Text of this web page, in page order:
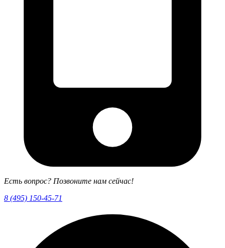
Есть вопрос? Позвоните нам сейчас!
8 (495) 150-45-71